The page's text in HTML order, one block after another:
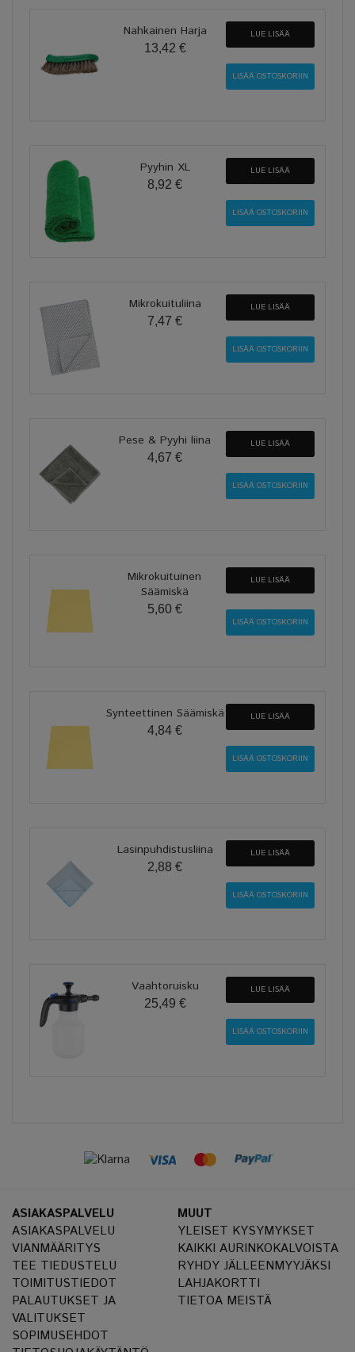
Nahkainen Harja
13,42 €
LUE LISÄÄ
Pyyhin XL
8,92 €
LUE LISÄÄ
Mikrokuituliina
7,47 €
LUE LISÄÄ
Pese & Pyyhi liina
4,67 €
LUE LISÄÄ
Mikrokuituinen
Säämiskä
5,60 €
LUE LISÄÄ
Synteettinen Säämiskä
4,84 €
LUE LISÄÄ
Lasinpuhdistusliina
2,88 €
LUE LISÄÄ
Vaahtoruisku
25,49 €
LUE LISÄÄ
ASIAKASPALVELU
ASIAKASPALVELU
VIANMÄÄRITYS
TEE TIEDUSTELU
TOIMITUSTIEDOT
PALAUTUKSET JA
VALITUKSET
SOPIMUSEHDOT
MUUT
YLEISET KYSYMYKSET
KAIKKI AURINKOKALVOISTA
RYHDY JÄLLEENMYYJÄKSI
LAHJAKORTTI
TIETOA MEISTÄ